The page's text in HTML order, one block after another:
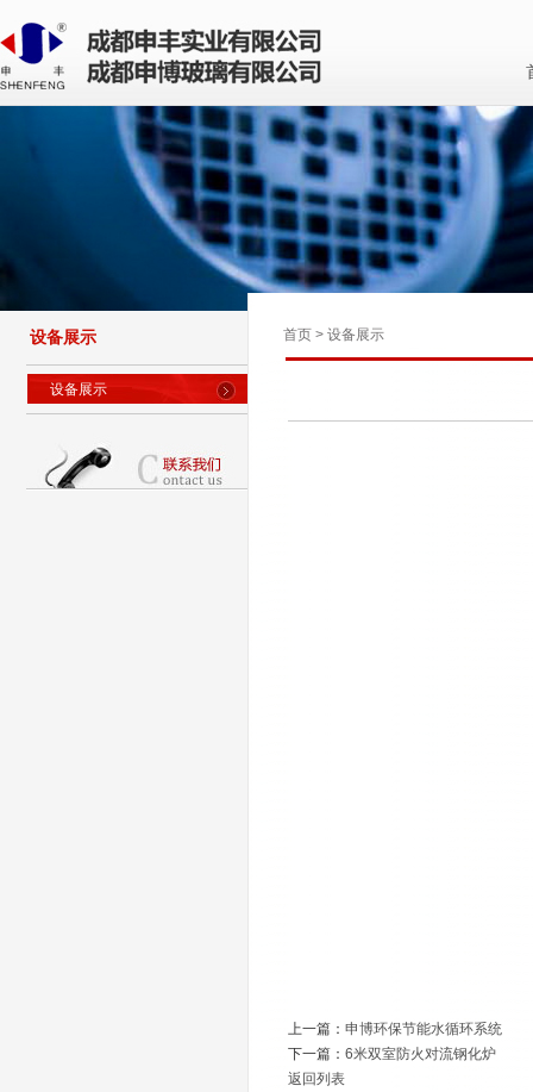
设备展示
设备展示
首页 > 设备展示
上一篇： 申博环保节能水循环系统
下一篇： 6米双室防火对流钢化炉
返回列表